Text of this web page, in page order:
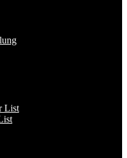
List